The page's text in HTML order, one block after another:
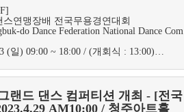
연맹장배 전국무용경연대회
do Dance Federation National Dance Com
(일) 09:00 ~ 18:00 / (개회식 : 13:00)…
랜드 댄스 컴퍼티션 개최 - [전국
AM10:00 / 청주아트홀